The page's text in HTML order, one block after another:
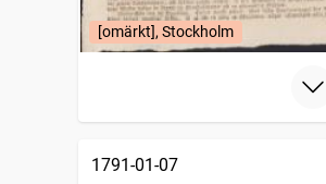
[omärkt], Stockholm
1791-01-07